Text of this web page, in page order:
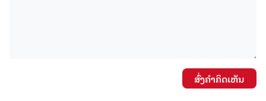
ສົ່ງຄໍາຄິດເຫັນ